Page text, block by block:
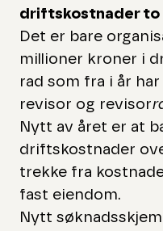
driftskostnader to
Det er bare
millioner kroner i
rad som fra i år
revisor og revisor
Nytt av året er at
driftskostnader
trekke fra
fast eiendom.
Nytt